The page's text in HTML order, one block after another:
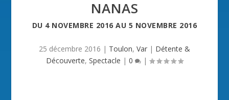
NANAS
DU 4 NOVEMBRE 2016 AU 5 NOVEMBRE 2016
25 décembre 2016 | Toulon, Var | Détente &
Découverte, Spectacle | 0 |